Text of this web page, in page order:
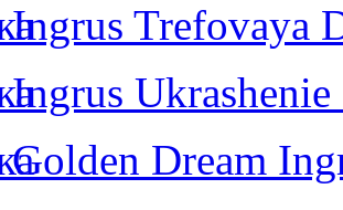
Ingrus Trefovaya
Ingrus Ukrashenie
Golden Dream